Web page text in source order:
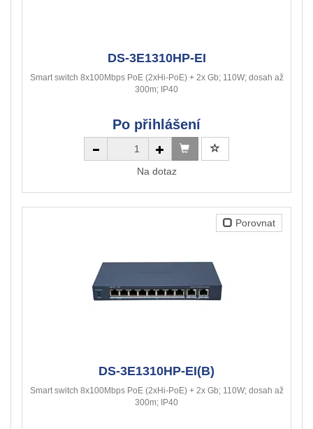
DS-3E1310HP-EI
Smart switch 8x100Mbps PoE (2xHi-PoE) + 2x Gb; 110W; dosah až
300m; IP40
Po přihlášení
Na dotaz
Porovnat
DS-3E1310HP-EI(B)
Smart switch 8x100Mbps PoE (2xHi-PoE) + 2x Gb; 110W; dosah až
300m; IP40